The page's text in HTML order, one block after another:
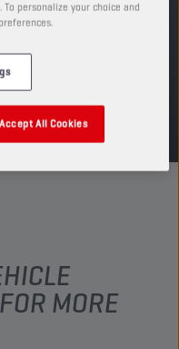
DE VENTA
MORE
personalize your choice and
Accept All Cookies